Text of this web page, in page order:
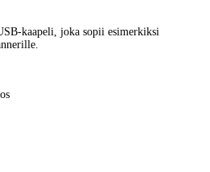
kaapeli, joka sopii esimerkiksi